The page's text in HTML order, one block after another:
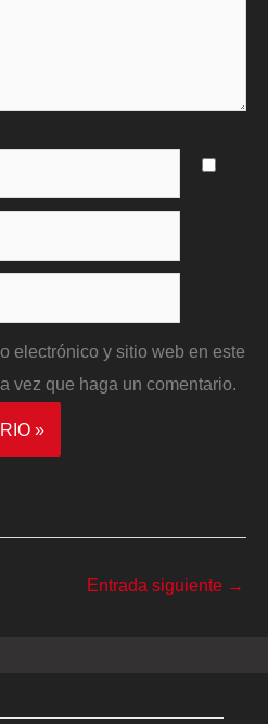
electrónico y sitio web en este
vez que haga un comentario.
Entrada siguiente →